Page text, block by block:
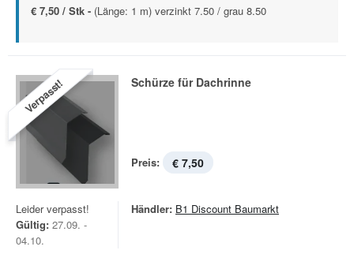
€ 7,50 / Stk - (Länge: 1 m) verzinkt 7.50 / grau 8.50
Verpasst! Schürze für Dachrinne
Preis: € 7,50
Leider verpasst!
Gültig: 27.09. -
04.10.
Händler: B1 Discount Baumarkt